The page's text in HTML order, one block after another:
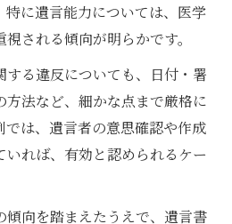
特に遺言能力については、医学
される傾向が明らかです。
する違反についても、日付・署
法など、細かな点まで厳格に
は、遺言者の意思確認や作成
れば、有効と認められるケー
傾向を踏まえたうえで、遺言書